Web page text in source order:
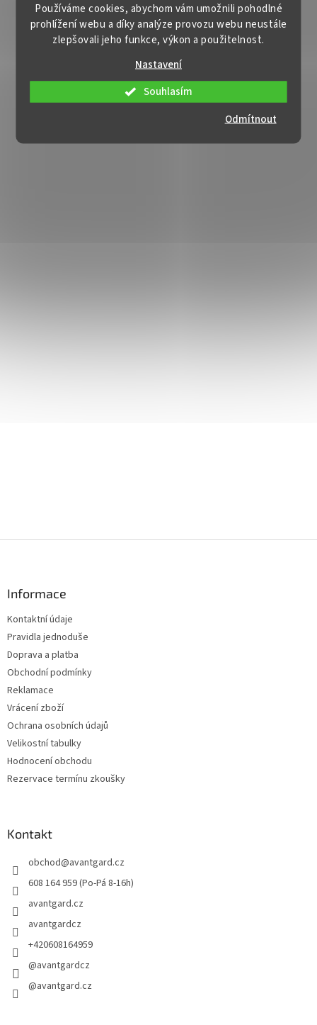
Používáme cookies, abychom vám umožnili pohodlné
prohlížení webu a díky analýze provozu webu neustále
zlepšovali jeho funkce, výkon a použitelnost.
Nastavení
Odmítnout
Souhlasím
Informace
Kontaktní údaje
Pravidla jednoduše
Doprava a platba
Obchodní podmínky
Reklamace
Vrácení zboží
Ochrana osobních údajů
Velikostní tabulky
Hodnocení obchodu
Rezervace termínu zkoušky
Kontakt
obchod@avantgard.cz
608 164 959 (Po-Pá 8-16h)
avantgard.cz
avantgardcz
+420608164959
@avantgardcz
@avantgard.cz